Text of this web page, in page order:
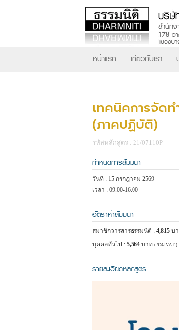
หน้าแรก เกี่ยวกับเรา
เทคนิคการจัดท
(ภาคปฏิบัติ)
รหัสหลักสูตร : 21/07110P
กำหนดการสัมมนา
วันที่ : 15 กรกฎาคม 2569
เวลา : 09.00-16.00
อัตราค่าสัมมนา
สมาชิกวารสารธรรมนิติ : 4,815 บ
บุคคลทั่วไป : 5,564 บาท ( รวม VAT )
รายละเอียดหลักสูตร